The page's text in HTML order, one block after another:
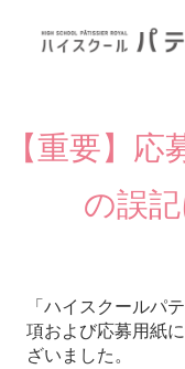
【重要】
の誤
「ハイスクールパ
項および応募用紙
ざいました。